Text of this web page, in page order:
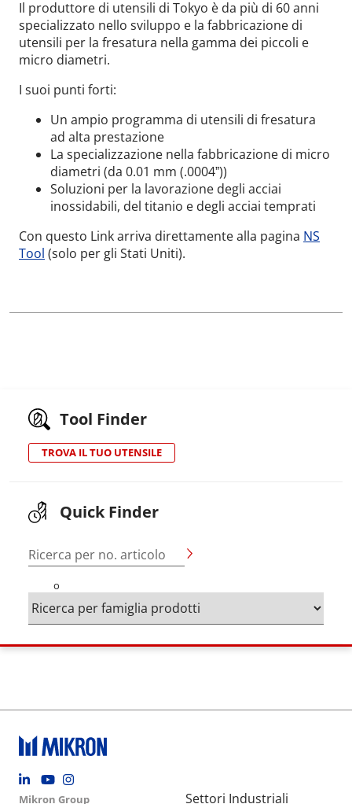
Il produttore di utensili di Tokyo è da più di 60 anni
specializzato nello sviluppo e la fabbricazione di
utensili per la fresatura nella gamma dei piccoli e
micro diametri.
I suoi punti forti:
Un ampio programma di utensili di fresatura
ad alta prestazione
La specializzazione nella fabbricazione di micro
diametri (da 0.01 mm (.0004ˮ))
Soluzioni per la lavorazione degli acciai
inossidabili, del titanio e degli acciai temprati
Con questo Link arriva direttamente alla pagina NS
Tool (solo per gli Stati Uniti).
Tool Finder
TROVA IL TUO UTENSILE
Quick Finder
Ricerca per no. articolo
o
Footer social
Mikron Group Settori Industriali